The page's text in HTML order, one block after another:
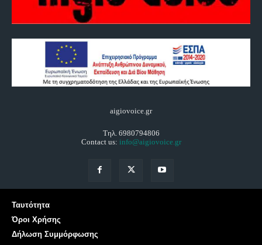
aigiovoice.gr
Τηλ. 6980794806
Contact us: info@aigiovoice.gr
Ταυτότητα
Όροι Χρήσης
Δήλωση Συμμόρφωσης